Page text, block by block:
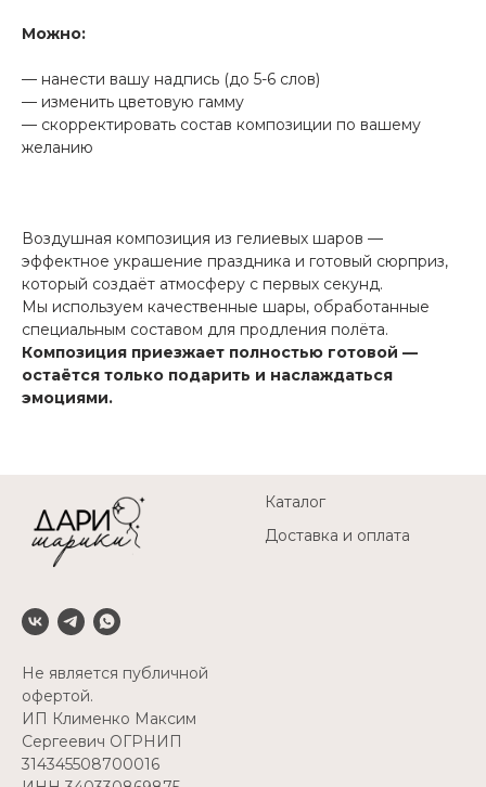
Можно:
— нанести вашу надпись (до 5-6 слов)
— изменить цветовую гамму
— скорректировать состав композиции по вашему
желанию
Воздушная композиция из гелиевых шаров —
эффектное украшение праздника и готовый сюрприз,
который создаёт атмосферу с первых секунд.
Мы используем качественные шары, обработанные
специальным составом для продления полёта.
Композиция приезжает полностью готовой —
остаётся только подарить и наслаждаться
эмоциями.
Не является публичной
офертой.
ИП Клименко Максим
Сергеевич ОГРНИП
314345508700016
Каталог
Доставка и оплата